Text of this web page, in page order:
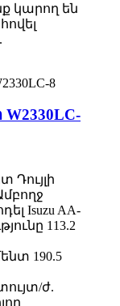
կարող են
Isuzu AA-
113.2
190.5
ժ.